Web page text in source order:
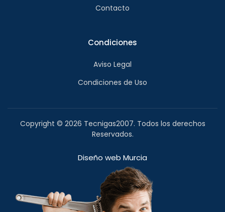
Contacto
Condiciones
Aviso Legal
Condiciones de Uso
Copyright © 2026 Tecnigas2007. Todos los derechos
Reservados.
Diseño web Murcia